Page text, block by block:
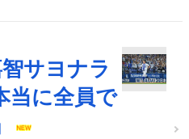
智サヨナラ
当に全員で